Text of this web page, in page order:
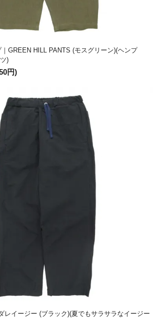
GREEN HILL PANTS (モスグリーン)(ヘンプ
)
円)
レイージー (ブラック)(夏でもサラサラなイージー